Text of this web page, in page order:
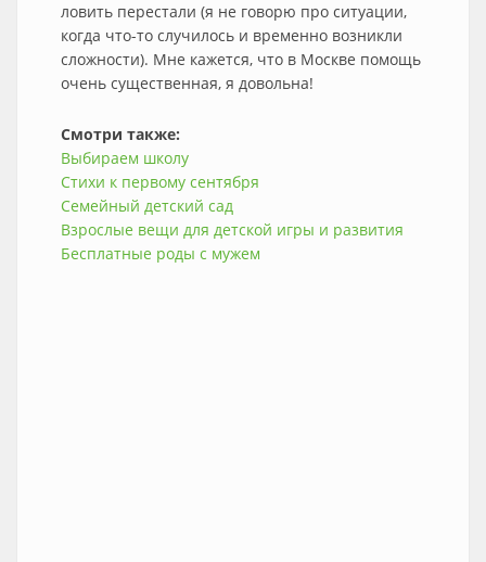
ловить перестали (я не говорю про ситуации,
когда что-то случилось и временно возникли
сложности). Мне кажется, что в Москве помощь
очень существенная, я довольна!
Смотри также:
Выбираем школу
Стихи к первому сентября
Семейный детский сад
Взрослые вещи для детской игры и развития
Бесплатные роды с мужем